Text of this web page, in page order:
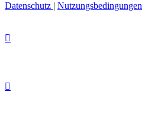
Datenschutz | Nutzungsbedingungen